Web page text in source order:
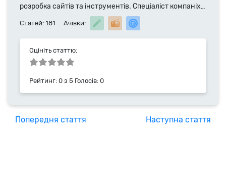
розробка сайтів та інструментів. Спеціаліст компаніх
HyoerHost.UA з 2014 року. Раніше викладав економінчі
науки в ТНЕУ, автор наукових публікацій, статей та
монографій у співавторстві. Пошта для прямого
звязку: yurii.pr@hyperhost.ua
Статей: 181 Ачівки:
Оцініть статтю:
Рейтинг: 0 з 5 Голосів: 0
Попередня стаття Наступна стаття